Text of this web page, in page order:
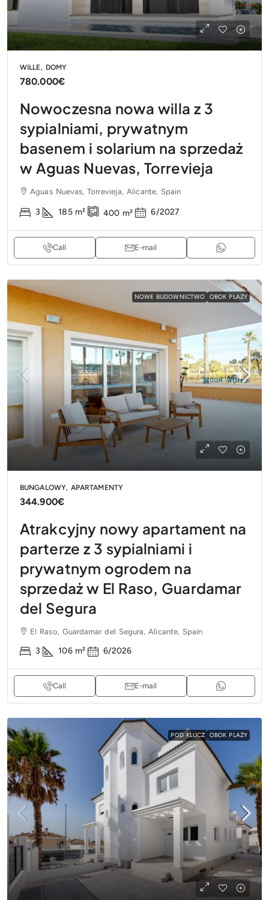
WILLE, DOMY
780.000€
Nowoczesna nowa willa z 3
sypialniami, prywatnym
basenem i solarium na sprzedaż
w Aguas Nuevas, Torrevieja
Aguas Nuevas, Torrevieja, Alicante, Spain
3 185 m² 400 m² 6/2027
Call E-mail
NOWE BUDOWNICTWO OBOK PLAŻY
BUNGALOWY, APARTAMENTY
344.900€
Atrakcyjny nowy apartament na
parterze z 3 sypialniami i
prywatnym ogrodem na
sprzedaż w El Raso, Guardamar
del Segura
El Raso, Guardamar del Segura, Alicante, Spain
3 106 m² 6/2026
Call E-mail
POD KLUCZ OBOK PLAŻY